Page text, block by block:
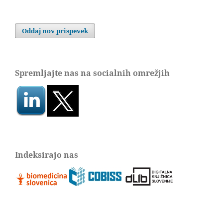
Oddaj nov prispevek
Spremljajte nas na socialnih omrežjih
Indeksirajo nas